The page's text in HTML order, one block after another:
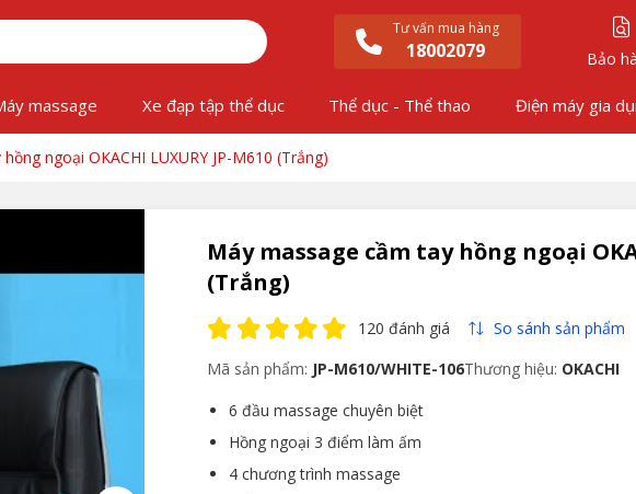
Tư vấn mua hàng
18002079 Bảo
massage Xe đạp tập thể dục Thể dục - Thể thao Điện máy gia
ngoại OKACHI LUXURY JP-M610 (Trắng)
Máy massage cầm tay hồng ngoại
(Trắng)
120 đánh giá
So sánh sản phẩm
Mã sản phẩm: JP-M610/WHITE-106Thương hiệu: OKACHI
6 đầu massage chuyên biệt
Hồng ngoại 3 điểm làm ấm
4 chương trình massage